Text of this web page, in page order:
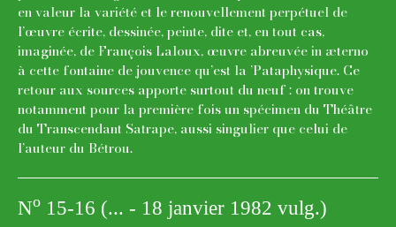
en valeur la variété et le renouvellement perpétuel de
l’œuvre écrite, dessinée, peinte, dite et, en tout cas,
imaginée, de François Laloux, œuvre abreuvée in æterno
à cette fontaine de jouvence qu’est la ’Pataphysique. Ce
retour aux sources apporte surtout du neuf : on trouve
notamment pour la première fois un spécimen du Théâtre
du Transcendant Satrape, aussi singulier que celui de
l’auteur du Bétrou.
No 15-16 (... - 18 janvier 1982 vulg.)